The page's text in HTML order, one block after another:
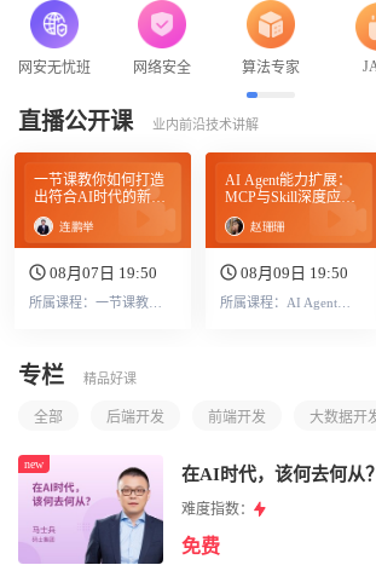
网安无忧班 网络安全 算法专家
直播公开课 业内前沿技术讲解
一节课教你如何打造
出符合AI时代的新简
历
连鹏举
08月07日 19:50
AI Agent能力扩展：
MCP与Skill深度应用
实践
赵珊珊
08月09日 19:50
专栏 精品好课
全部 后端开发 前端开发 大数据开
new
在AI时代，该何去何从？
难度指数：
免费